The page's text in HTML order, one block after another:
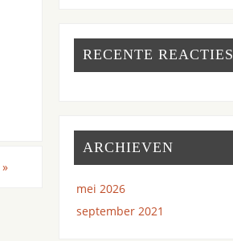
»
RECENTE REACTIES
ARCHIEVEN
mei 2026
september 2021